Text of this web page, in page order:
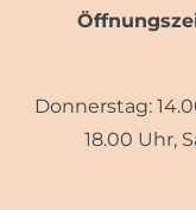
Donnerstag:
18.00 Uhr,